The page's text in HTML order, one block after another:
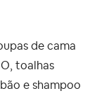
de cama
toalhas
e shampoo